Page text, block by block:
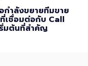
กำลังขยายทีมขาย
ที่เชื่อมต่อกับ Call
มต้นที่สำคัญ